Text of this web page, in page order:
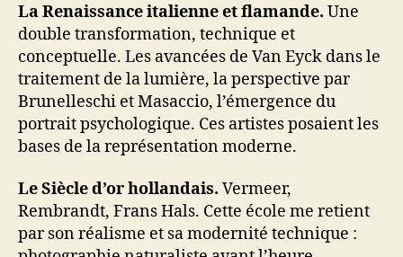
La Renaissance italienne et flamande. Une
double transformation, technique et
conceptuelle. Les avancées de Van Eyck dans le
traitement de la lumière, la perspective par
Brunelleschi et Masaccio, l’émergence du
portrait psychologique. Ces artistes posaient les
bases de la représentation moderne.
Le Siècle d’or hollandais. Vermeer,
Rembrandt, Frans Hals. Cette école me retient
par son réalisme et sa modernité technique :